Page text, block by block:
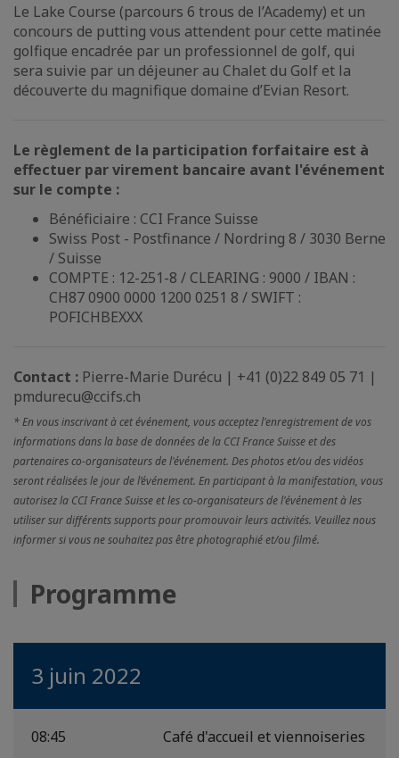
Le Lake Course (parcours 6 trous de l’Academy) et un
concours de putting vous attendent pour cette matinée
golfique encadrée par un professionnel de golf, qui
sera suivie par un déjeuner au Chalet du Golf et la
découverte du magnifique domaine d’Evian Resort.
Le règlement de la participation forfaitaire est à
effectuer par virement bancaire avant l'événement
sur le compte :
Bénéficiaire : CCI France Suisse
Swiss Post - Postfinance / Nordring 8 / 3030 Berne
/ Suisse
COMPTE : 12-251-8 / CLEARING : 9000 / IBAN :
CH87 0900 0000 1200 0251 8 / SWIFT :
POFICHBEXXX
Contact : Pierre-Marie Durécu | +41 (0)22 849 05 71 |
pmdurecu@ccifs.ch
* En vous inscrivant à cet événement, vous acceptez l'enregistrement de vos
informations dans la base de données de la CCI France Suisse et des
partenaires co-organisateurs de l'événement. Des photos et/ou des vidéos
seront réalisées le jour de l’événement. En participant à la manifestation, vous
autorisez la CCI France Suisse et les co-organisateurs de l'événement à les
utiliser sur différents supports pour promouvoir leurs activités. Veuillez nous
informer si vous ne souhaitez pas être photographié et/ou filmé.
Programme
3 juin 2022
08:45 Café d'accueil et viennoiseries